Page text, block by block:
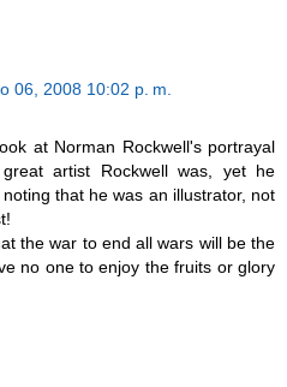
06, 2008 10:02 p. m.
at Norman Rockwell's portrayal
artist Rockwell was, yet he
that he was an illustrator, not
the war to end all wars will be the
no one to enjoy the fruits or glory